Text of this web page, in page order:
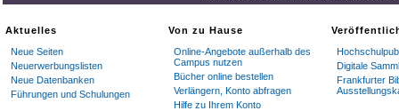
Aktuelles
Neue Seiten
Neuerwerbungslisten
Neue Datenbanken
Führungen und Schulungen
Von zu Hause
Online-Angebote außerhalb des
Campus nutzen
Bücher online bestellen
Verlängern, Konto abfragen
Hilfe zu Ihrem Konto
Digitale
Frankfurter